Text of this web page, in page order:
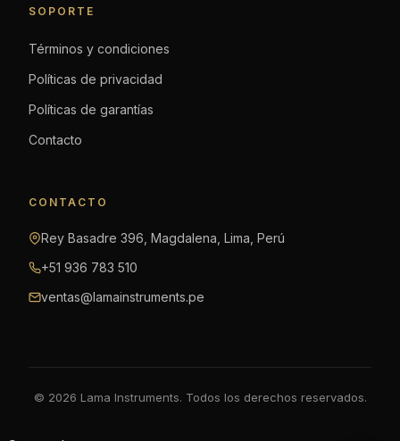
SOPORTE
Términos y condiciones
Políticas de privacidad
Políticas de garantías
Contacto
CONTACTO
Rey Basadre 396, Magdalena, Lima, Perú
+51 936 783 510
ventas@lamainstruments.pe
© 2026 Lama Instruments. Todos los derechos reservados.